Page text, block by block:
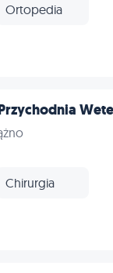
Ortopedia
Chirurgia